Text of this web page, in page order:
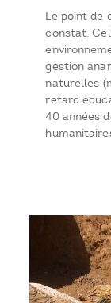
Le point de
constat.
gestion
naturelles
retard
40 années